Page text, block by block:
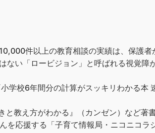
件‌以‌上‌の‌教‌育‌相‌談‌の‌実‌績‌は、‌保‌護‌
い「‌ロービジョン」と呼ばれる視覚障
学校6年間分の計算がスッキリわかる本
教‌え‌方‌が‌わ‌か‌る』‌（カ‌ン‌ゼ‌ン）‌な‌ど‌著‌書‌
を‌応‌援‌す‌る‌「子‌育‌て‌情‌報‌局・‌ニ‌コ‌ニ‌コ‌